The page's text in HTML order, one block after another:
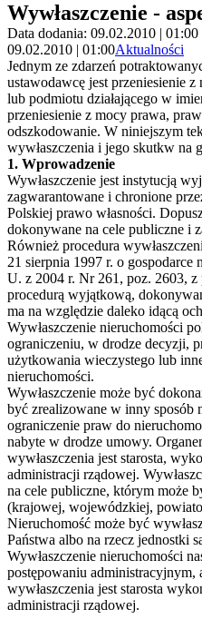
Wywłaszczenie -
Data dodania: 09.02.2010 | 01:00
09.02.2010 | 01:00Aktualności
Jednym ze zdarzeń
ustawodawcę jest przeniesienie
lub podmiotu działającego w
przeniesienie z mocy prawa,
odszkodowanie. W niniejszym
wywłaszczenia i jego skutkw na
1. Wprowadzenie
Wywłaszczenie jest instytucją
zagwarantowane i chronione
Polskiej prawo własności.
dokonywane na cele publiczne i
Również procedura
21 sierpnia 1997 r. o gospodarce
U. z 2004 r. Nr 261, poz. 2603,
procedurą wyjątkową,
ma na względzie daleko idącą
Wywłaszczenie nieruchomości
ograniczeniu, w drodze decyzji,
użytkowania wieczystego lub
nieruchomości.
Wywłaszczenie może być
być zrealizowane w inny sposób
ograniczenie praw do
nabyte w drodze umowy.
wywłaszczenia jest starosta,
administracji rządowej.
na cele publiczne, którym może
(krajowej, wojewódzkiej,
Nieruchomość może być
Państwa albo na rzecz jednostki
Wywłaszczenie nieruchomości
postępowaniu administracyjnym,
wywłaszczenia jest starosta
administracji rządowej.